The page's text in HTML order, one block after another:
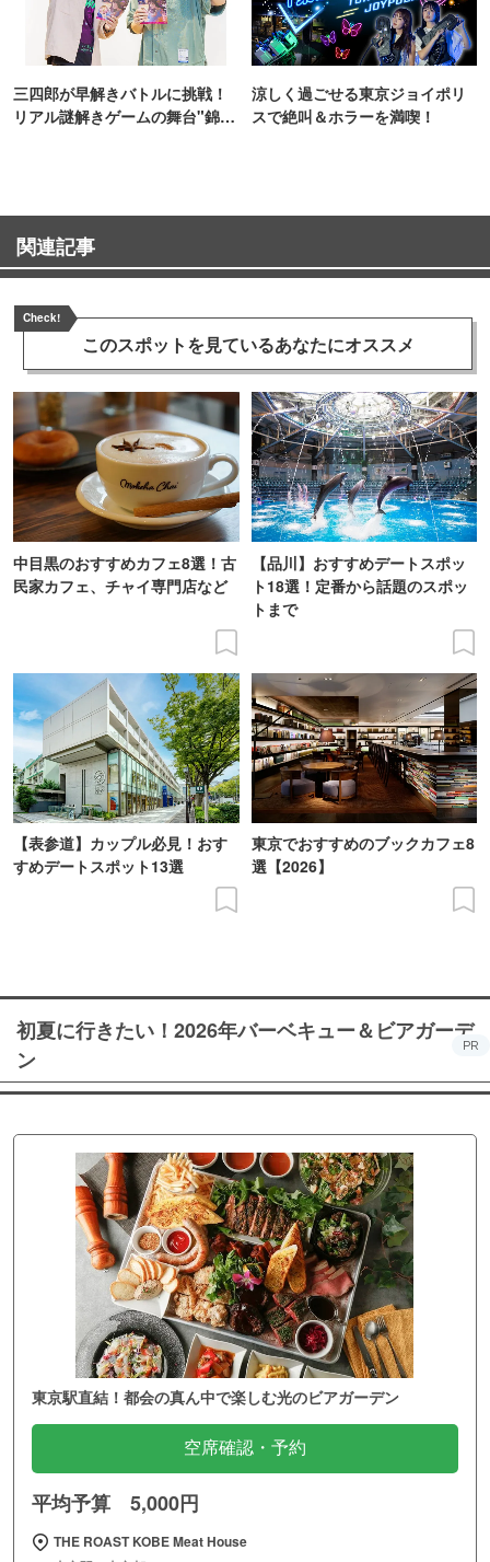
三四郎が早解きバトルに挑戦！
リアル謎解きゲームの舞台"錦糸
涼しく過ごせる東京ジョイポリ
スで絶叫＆ホラーを満喫！
関連記事
Check!
このスポットを見ているあなたにオススメ
中目黒のおすすめカフェ8選！古
民家カフェ、チャイ専門店など
【品川】おすすめデートスポッ
ト18選！定番から話題のスポッ
トまで
【表参道】カップル必見！おす
すめデートスポット13選
東京でおすすめのブックカフェ8
選【2026】
初夏に行きたい！2026年バーベキュー＆ビアガーデ
ン
PR
東京駅直結！都会の真ん中で楽しむ光のビアガーデン
空席確認・予約
平均予算 5,000円
THE ROAST KOBE Meat House